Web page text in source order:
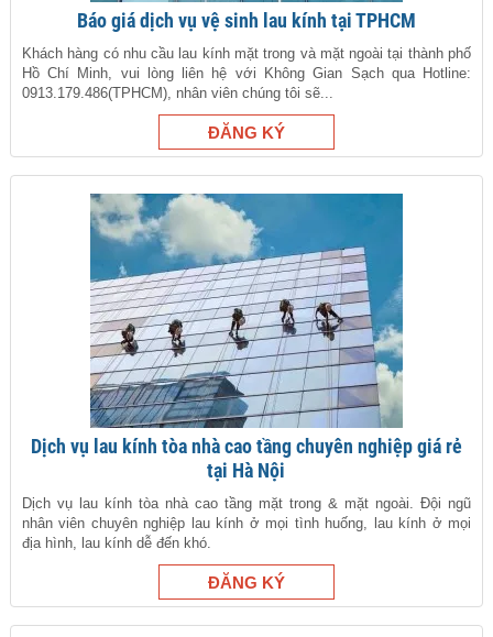
Báo giá dịch vụ vệ sinh lau kính tại TPHCM
Khách hàng có nhu cầu lau kính mặt trong và mặt ngoài tại thành phố
Hồ Chí Minh, vui lòng liên hệ với Không Gian Sạch qua Hotline:
0913.179.486(TPHCM), nhân viên chúng tôi sẽ...
Dịch vụ lau kính tòa nhà cao tầng chuyên nghiệp giá rẻ
tại Hà Nội
Dịch vụ lau kính tòa nhà cao tầng mặt trong & mặt ngoài. Đội ngũ
nhân viên chuyên nghiệp lau kính ở mọi tình huống, lau kính ở mọi
địa hình, lau kính dễ đến khó.